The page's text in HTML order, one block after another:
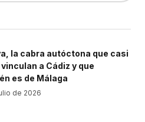
la cabra autóctona que casi
a Cádiz y que
es de Málaga
de 2026